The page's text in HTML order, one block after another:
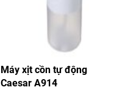
Máy xịt cồn tự động
Caesar A914